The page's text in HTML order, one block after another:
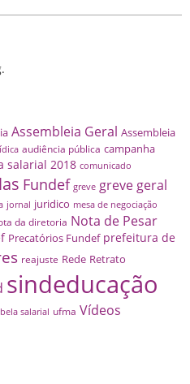
Assembleia Geral Assembleia
audiência pública campanha
salarial 2018 comunicado
Fundef greve greve geral
jornal juridico mesa de negociação
da diretoria Nota de Pesar
Precatórios Fundef prefeitura de
reajuste Rede Retrato
sindeducação
salarial ufma Vídeos